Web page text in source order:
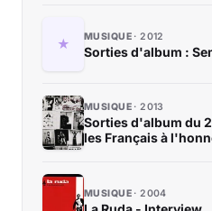
MUSIQUE 2012
Sorties d'album :
MUSIQUE 2013
Sorties d'album du
les Français à
MUSIQUE 2004